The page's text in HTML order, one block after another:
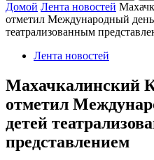
Домой Лента новостей
отметил Международный
театрализованным
Лента новостей
Махачкалинский
отметил
детей
представлением